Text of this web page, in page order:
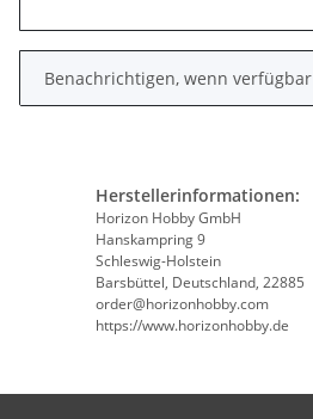
Benachrichtigen, wenn verfügbar
Herstellerinformationen:
Horizon Hobby GmbH
Hanskampring 9
Schleswig-Holstein
Barsbüttel, Deutschland, 22885
order@horizonhobby.com
https://www.horizonhobby.de